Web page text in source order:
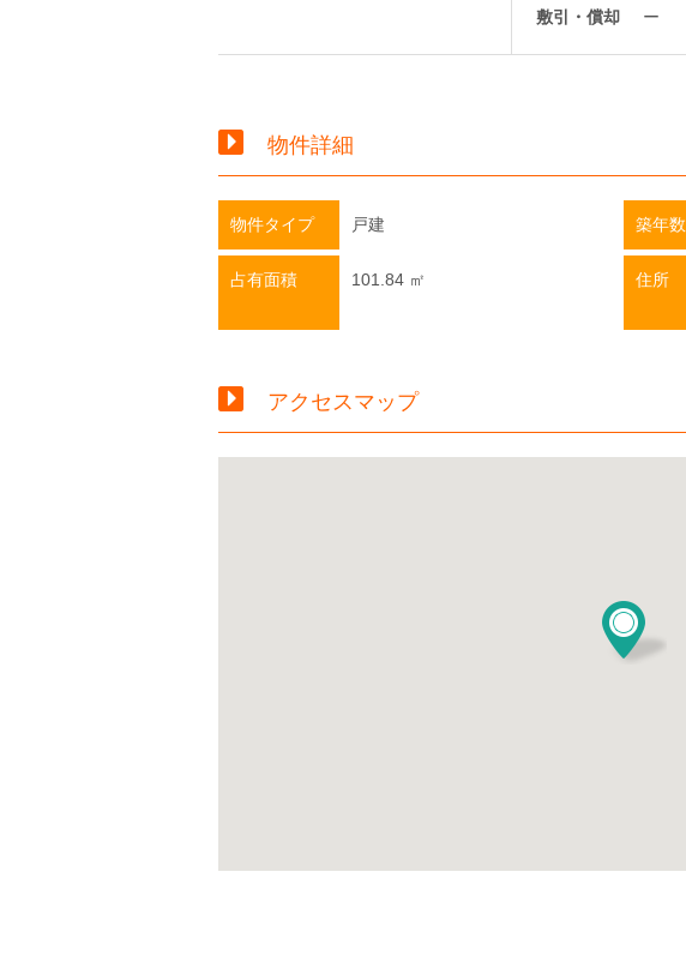
敷引・償却
ー
物件詳細
物件タイプ 戸建 築年数
占有面積 101.84 ㎡ 住所
アクセスマップ